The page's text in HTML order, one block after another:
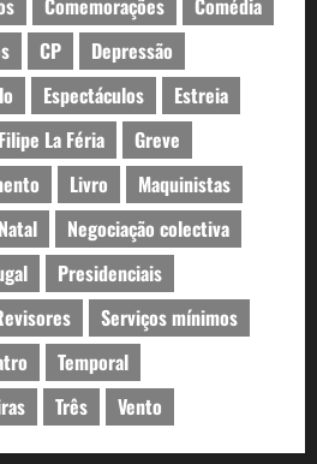
Comemorações
Comédia
CP
Depressão
Espectáculos
Estreia
Filipe La Féria
Greve
Livro
Maquinistas
Natal
Negociação colectiva
Presidenciais
Serviços mínimos
Temporal
Três Vento